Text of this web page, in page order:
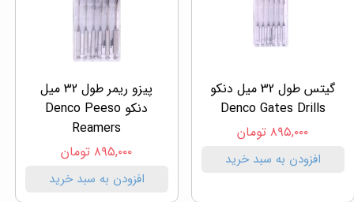
گیتس طول 32 میل دنکو
Denco Gates Drills
۸۹۵,۰۰۰ تومان
افزودن به سبد خرید
پیزو ریمر طول 32 میل
دنکو Denco Peeso
Reamers
۸۹۵,۰۰۰ تومان
افزودن به سبد خرید